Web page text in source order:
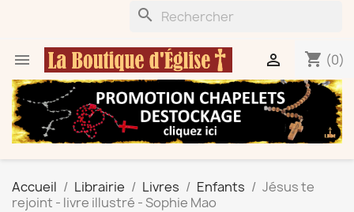
search
 shopping_cart (0)

Accueil Librairie Livres Enfants
Jésus te
rejoint - livre illustré - Sophie Mao